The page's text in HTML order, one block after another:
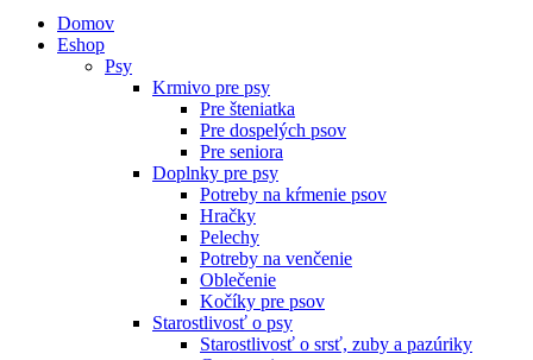
Domov
Eshop
Psy
Krmivo pre psy
Pre šteniatka
Pre dospelých psov
Pre seniora
Doplnky pre psy
Potreby na kŕmenie psov
Hračky
Pelechy
Potreby na venčenie
Oblečenie
Kočíky pre psov
Starostlivosť o psy
Starostlivosť o srsť, zuby a pazúriky